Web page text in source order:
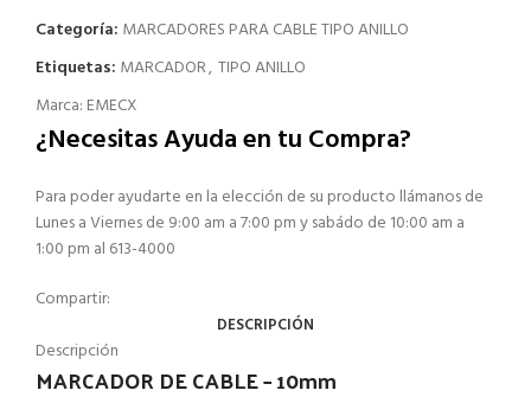
Categoría: MARCADORES PARA CABLE TIPO ANILLO
Etiquetas: MARCADOR, TIPO ANILLO
Marca: EMECX
¿Necesitas Ayuda en tu Compra?
Para poder ayudarte en la elección de su producto llámanos de
Lunes a Viernes de 9:00 am a 7:00 pm y sabádo de 10:00 am a
1:00 pm al 613-4000
Compartir:
DESCRIPCIÓN
Descripción
MARCADOR DE CABLE – 10mm